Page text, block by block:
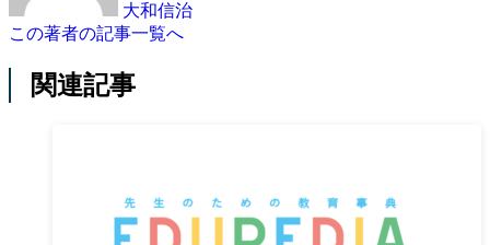
大和信治
この著者の記事一覧へ
関連記事